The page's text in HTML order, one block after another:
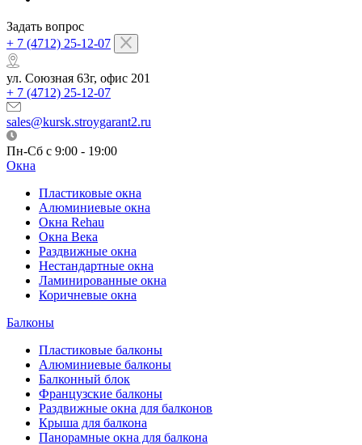
Задать вопрос
+ 7 (4712) 25-12-07
ул. Союзная 63г, офис 201
+ 7 (4712) 25-12-07
sales@kursk.stroygarant2.ru
Пн-Сб с 9:00 - 19:00
Окна
Пластиковые окна
Алюминиевые окна
Окна Rehau
Окна Века
Раздвижные окна
Нестандартные окна
Ламинированные окна
Коричневые окна
Балконы
Пластиковые балконы
Алюминиевые балконы
Балконный блок
Французские балконы
Раздвижные окна для балконов
Крыша для балкона
Панорамные окна для балкона